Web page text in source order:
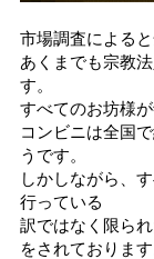
市場調査による
あくまでも宗教
す。
すべてのお坊様
コンビニは全国
うです。
しかしながら、
行っている
訳ではなく限ら
をされております